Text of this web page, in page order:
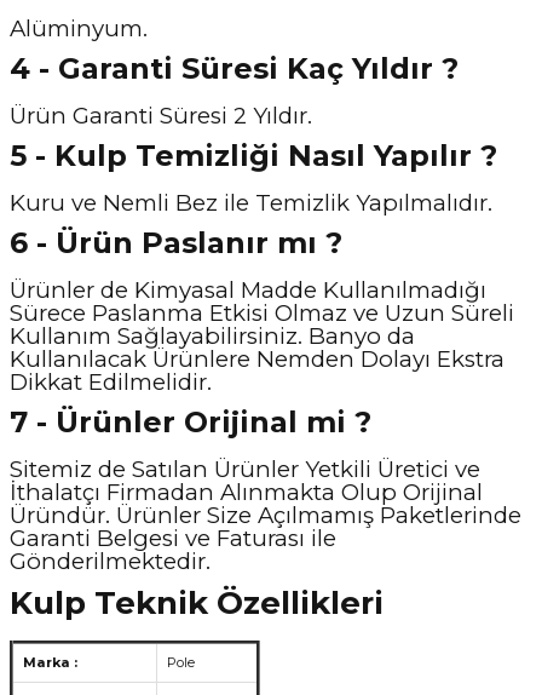
Alüminyum.
4 - Garanti Süresi Kaç Yıldır ?
Ürün Garanti Süresi 2 Yıldır.
5 - Kulp Temizliği Nasıl Yapılır ?
Kuru ve Nemli Bez ile Temizlik Yapılmalıdır.
6 - Ürün Paslanır mı ?
Ürünler de Kimyasal Madde Kullanılmadığı
Sürece Paslanma Etkisi Olmaz ve Uzun Süreli
Kullanım Sağlayabilirsiniz. Banyo da
Kullanılacak Ürünlere Nemden Dolayı Ekstra
Dikkat Edilmelidir.
7 - Ürünler Orijinal mi ?
Sitemiz de Satılan Ürünler Yetkili Üretici ve
İthalatçı Firmadan Alınmakta Olup Orijinal
Üründür. Ürünler Size Açılmamış Paketlerinde
Garanti Belgesi ve Faturası ile
Gönderilmektedir.
Kulp Teknik Özellikleri
Marka : Pole